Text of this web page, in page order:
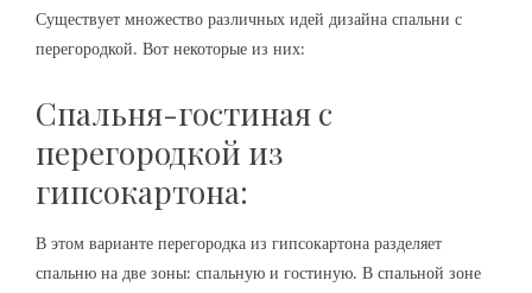
Существует множество различных идей дизайна спальни с
перегородкой. Вот некоторые из них:
Спальня-гостиная с
перегородкой из
гипсокартона:
В этом варианте перегородка из гипсокартона разделяет
спальню на две зоны: спальную и гостиную. В спальной зоне